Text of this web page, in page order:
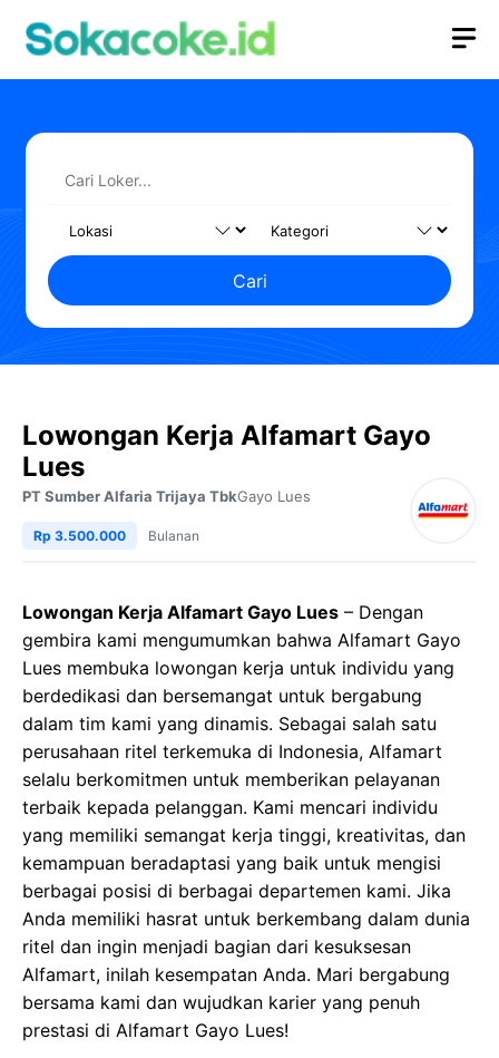
Cari
Lowongan Kerja Alfamart Gayo
Lues
PT Sumber Alfaria Trijaya TbkGayo Lues
Rp 3.500.000 Bulanan
Lowongan Kerja Alfamart Gayo Lues – Dengan
gembira kami mengumumkan bahwa Alfamart Gayo
Lues membuka lowongan kerja untuk individu yang
berdedikasi dan bersemangat untuk bergabung
dalam tim kami yang dinamis. Sebagai salah satu
perusahaan ritel terkemuka di Indonesia, Alfamart
selalu berkomitmen untuk memberikan pelayanan
terbaik kepada pelanggan. Kami mencari individu
yang memiliki semangat kerja tinggi, kreativitas, dan
kemampuan beradaptasi yang baik untuk mengisi
berbagai posisi di berbagai departemen kami. Jika
Anda memiliki hasrat untuk berkembang dalam dunia
ritel dan ingin menjadi bagian dari kesuksesan
Alfamart, inilah kesempatan Anda. Mari bergabung
bersama kami dan wujudkan karier yang penuh
prestasi di Alfamart Gayo Lues!